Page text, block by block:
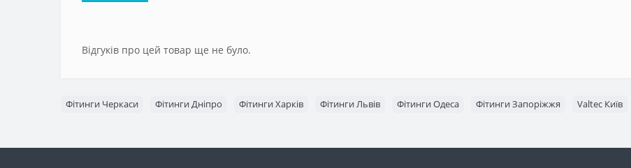
Відгуків про цей товар ще не було.
Фітинги Черкаси Фітинги Дніпро Фітинги Харків Фітинги Львів Фітинги Одеса Фітинги Запоріжжя Valtec Київ